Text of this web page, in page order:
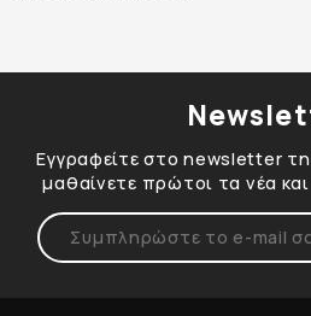
Εγγραφείτε στο newsletter
μαθαίνετε πρώτοι τα νέα